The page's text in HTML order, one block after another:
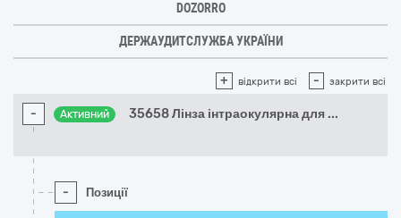
DOZORRO
ДЕРЖАУДИТСЛУЖБА УКРАЇНИ
+ відкрити всі - закрити всі
- Активний 35658 Лінза інтраокулярна для ...
- Позиції